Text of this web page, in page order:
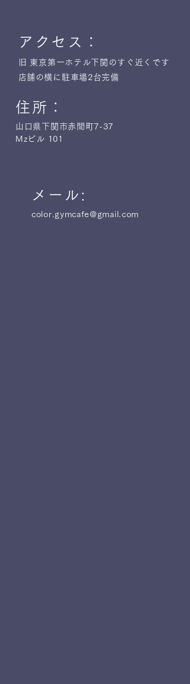
アクセス：
旧 東京第一ホテル下関のすぐ近くです
​​店舗の横に駐車場2台完備
住所：
山口県下関市赤間町7-37
Mzビル 101
メール:
color.gymcafe@gmail.com